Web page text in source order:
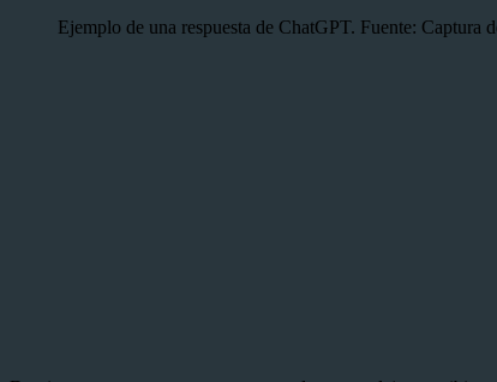
Ejemplo de una respuesta de ChatGPT. Fuente: Captura